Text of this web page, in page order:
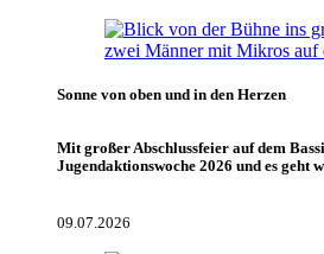
Sonne von oben und in den Herzen
Mit großer Abschlussfeier auf dem
Jugendaktionswoche 2026 und es geht
09.07.2026